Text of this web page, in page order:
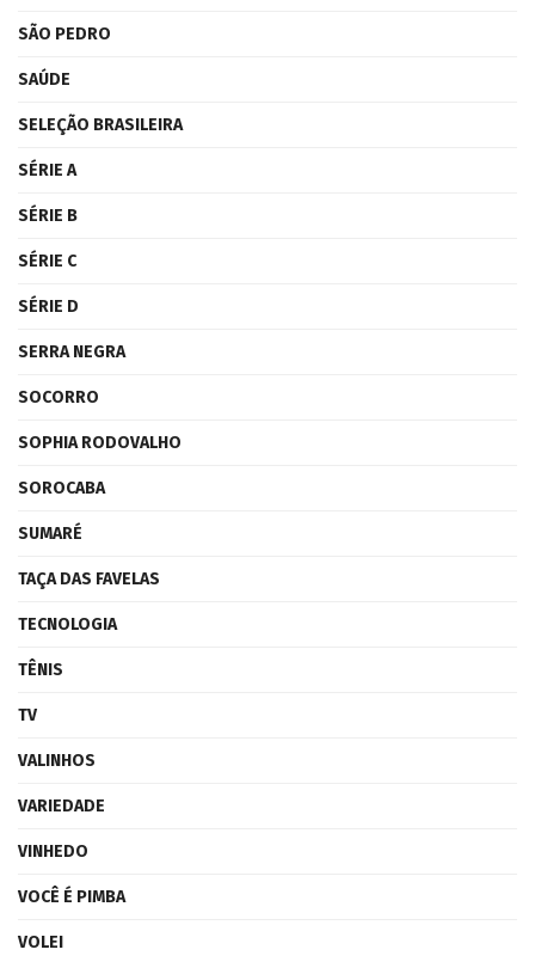
SÃO PEDRO
SAÚDE
SELEÇÃO BRASILEIRA
SÉRIE A
SÉRIE B
SÉRIE C
SÉRIE D
SERRA NEGRA
SOCORRO
SOPHIA RODOVALHO
SOROCABA
SUMARÉ
TAÇA DAS FAVELAS
TECNOLOGIA
TÊNIS
TV
VALINHOS
VARIEDADE
VINHEDO
VOCÊ É PIMBA
VOLEI